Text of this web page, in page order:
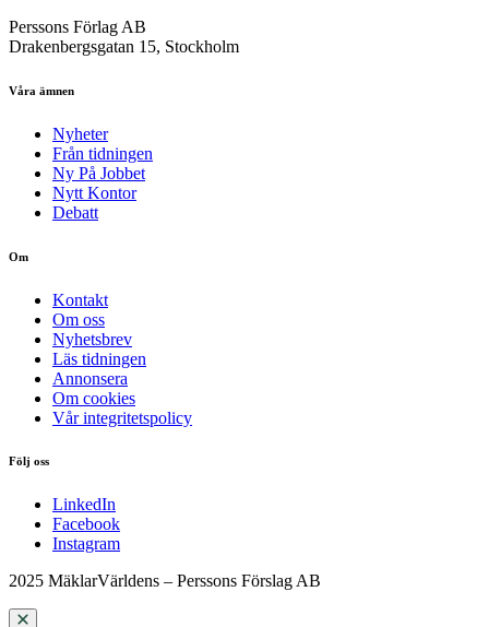
Perssons Förlag AB
Drakenbergsgatan 15, Stockholm
Våra ämnen
Nyheter
Från tidningen
Ny På Jobbet
Nytt Kontor
Debatt
Om
Kontakt
Om oss
Nyhetsbrev
Läs tidningen
Annonsera
Om cookies
Vår integritetspolicy
Följ oss
LinkedIn
Facebook
Instagram
2025 MäklarVärldens – Perssons Förslag AB